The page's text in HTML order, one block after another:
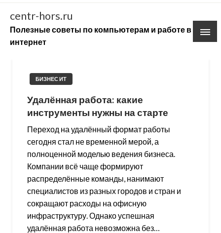
Skip
content
centr-hors.ru
Полезные советы по компьютерам и работе в
интернет
БИЗНЕС ИТ
Удалённая работа: какие
инструменты нужны на старте
Переход на удалённый формат работы
сегодня стал не временной мерой, а
полноценной моделью ведения бизнеса.
Компании всё чаще формируют
распределённые команды, нанимают
специалистов из разных городов и стран и
сокращают расходы на офисную
инфраструктуру. Однако успешная
удалённая работа невозможна без…